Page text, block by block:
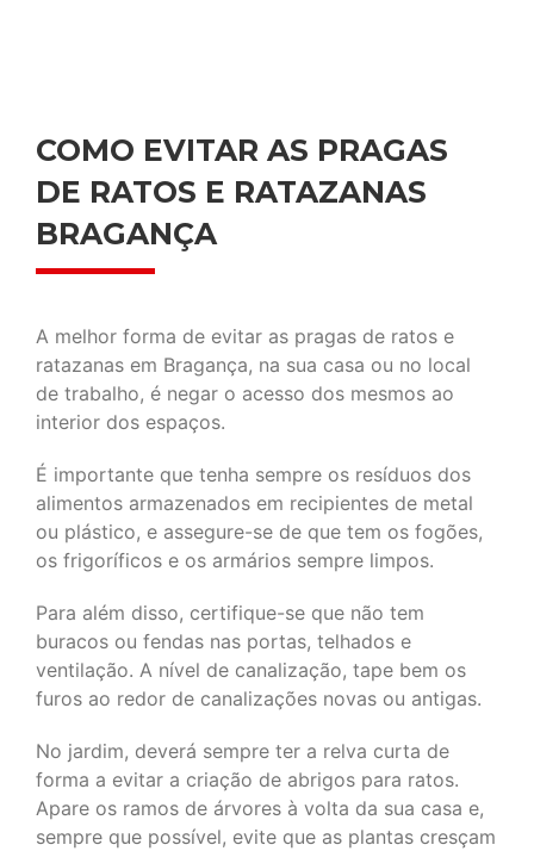
COMO EVITAR AS PRAGAS
DE RATOS E RATAZANAS
BRAGANÇA
A melhor forma de evitar as pragas de ratos e
ratazanas em Bragança, na sua casa ou no local
de trabalho, é negar o acesso dos mesmos ao
interior dos espaços.
É importante que tenha sempre os resíduos dos
alimentos armazenados em recipientes de metal
ou plástico, e assegure-se de que tem os fogões,
os frigoríficos e os armários sempre limpos.
Para além disso, certifique-se que não tem
buracos ou fendas nas portas, telhados e
ventilação. A nível de canalização, tape bem os
furos ao redor de canalizações novas ou antigas.
No jardim, deverá sempre ter a relva curta de
forma a evitar a criação de abrigos para ratos.
Apare os ramos de árvores à volta da sua casa e,
sempre que possível, evite que as plantas cresçam